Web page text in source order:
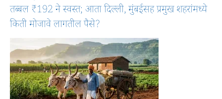
तब्बल ₹192 ने स्वस्त; आता दिल्ली, मुंबईसह प्रमुख शहरांमध्ये
किती मोजावे लागतील पैसे?